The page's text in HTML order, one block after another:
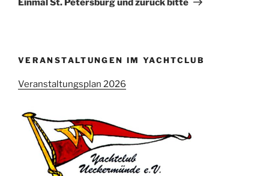
Einmal St. Petersburg und zurück bitte
VERANSTALTUNGEN IM YACHTCLUB
Veranstaltungsplan 2026